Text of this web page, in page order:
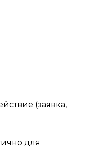
(заявка,
для